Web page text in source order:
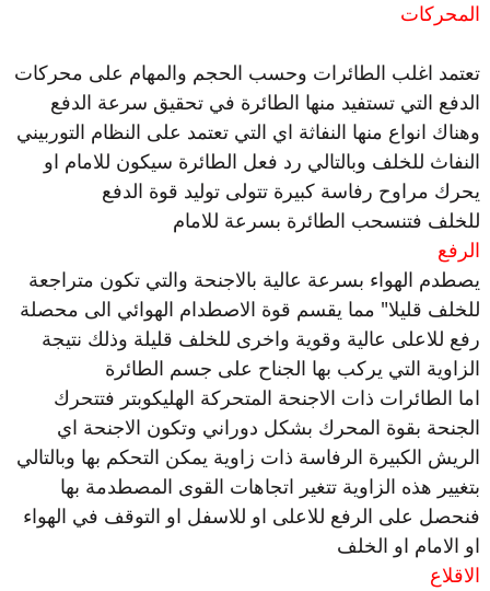
المحركات
تعتمد اغلب الطائرات وحسب الحجم والمهام على محركات
الدفع التي تستفيد منها الطائرة في تحقيق سرعة الدفع
وهناك انواع منها النفاثة اي التي تعتمد على النظام التوربيني
النفاث للخلف وبالتالي رد فعل الطائرة سيكون للامام او
يحرك مراوح رفاسة كبيرة تتولى توليد قوة الدفع
للخلف فتنسحب الطائرة بسرعة للامام
الرفع
يصطدم الهواء بسرعة عالية بالاجنحة والتي تكون متراجعة
للخلف قليلا" مما يقسم قوة الاصطدام الهوائي الى محصلة
رفع للاعلى عالية وقوية واخرى للخلف قليلة وذلك نتيجة
الزاوية التي يركب بها الجناح على جسم الطائرة
اما الطائرات ذات الاجنحة المتحركة الهليكوبتر فتتحرك
الجنحة بقوة المحرك بشكل دوراني وتكون الاجنحة اي
الريش الكبيرة الرفاسة ذات زاوية يمكن التحكم بها وبالتالي
بتغيير هذه الزاوية تتغير اتجاهات القوى المصطدمة بها
فنحصل على الرفع للاعلى او للاسفل او التوقف في الهواء
او الامام او الخلف
الاقلاع